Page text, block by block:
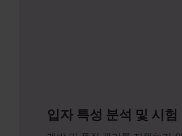
입자 특성 분석 및 시험